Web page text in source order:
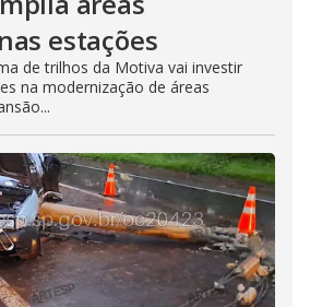
estações
de trilhos da Motiva vai investir
na modernização de áreas